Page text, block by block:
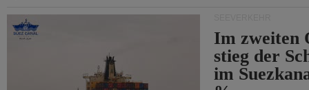
Im zweiten
stieg der
im